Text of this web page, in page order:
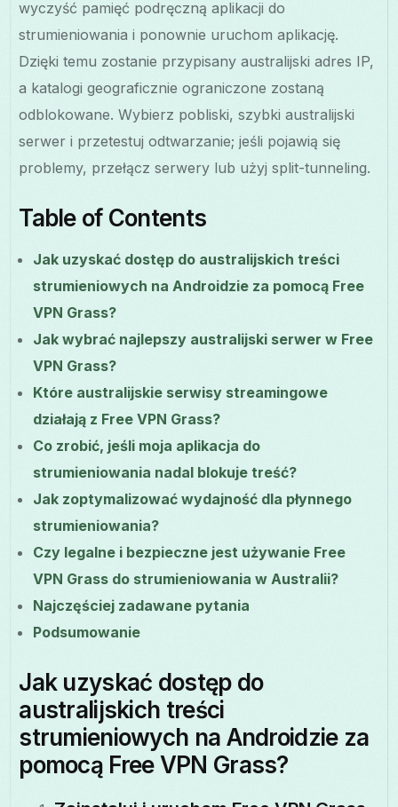
wyczyść pamięć podręczną aplikacji do
strumieniowania i ponownie uruchom aplikację.
Dzięki temu zostanie przypisany australijski adres IP,
a katalogi geograficznie ograniczone zostaną
odblokowane. Wybierz pobliski, szybki australijski
serwer i przetestuj odtwarzanie; jeśli pojawią się
problemy, przełącz serwery lub użyj split-tunneling.
Table of Contents
Jak uzyskać dostęp do australijskich treści
strumieniowych na Androidzie za pomocą Free
VPN Grass?
Jak wybrać najlepszy australijski serwer w Free
VPN Grass?
Które australijskie serwisy streamingowe
działają z Free VPN Grass?
Co zrobić, jeśli moja aplikacja do
strumieniowania nadal blokuje treść?
Jak zoptymalizować wydajność dla płynnego
strumieniowania?
Czy legalne i bezpieczne jest używanie Free
VPN Grass do strumieniowania w Australii?
Najczęściej zadawane pytania
Podsumowanie
Jak uzyskać dostęp do
australijskich treści
strumieniowych na Androidzie za
pomocą Free VPN Grass?